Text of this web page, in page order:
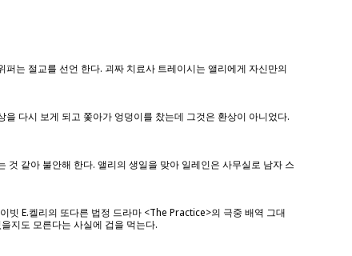
는 절교를 선언 한다. 괴짜 치료사 트레이시는 앨리에게 자신만의
다시 보게 되고 쫓아가 엉덩이를 찼는데 그것은 환상이 아니었다.
같아 불안해 한다. 앨리의 생일을 맞아 일레인은 사무실로 남자 스
빗 E.켈리의 또다른 법정 드라마 <The Practice>의 극중 배역 그대
지도 모른다는 사실에 겁을 먹는다.